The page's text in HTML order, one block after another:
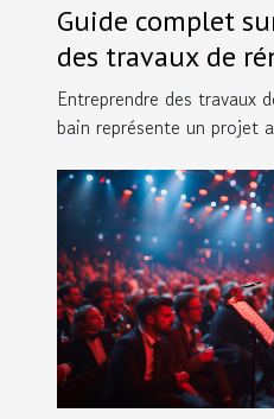
Guide complet
des travaux de
salles de bain
Entreprendre des travaux
bain représente un projet